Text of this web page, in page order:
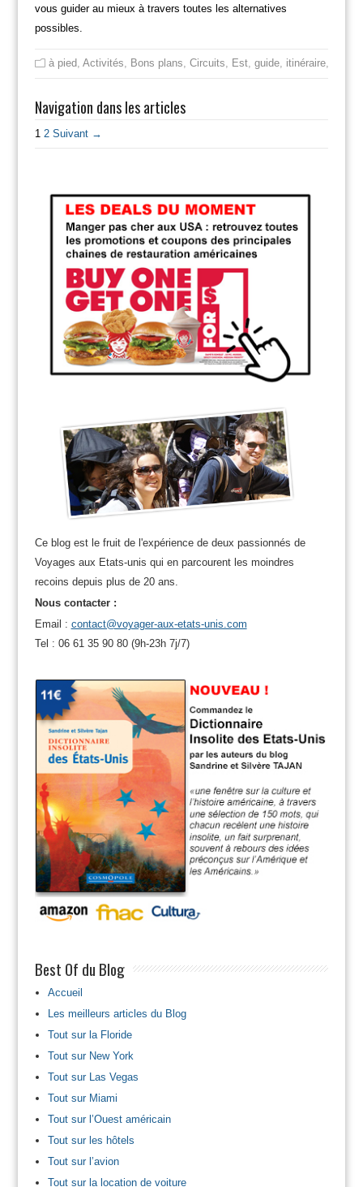
vous guider au mieux à travers toutes les alternatives
possibles.
à pied Activités Bons plans Circuits Est, guide, itinéraire,
Navigation dans les articles
1 2 Suivant →
Ce blog est le fruit de l'expérience de deux passionnés de
Voyages aux Etats-unis qui en parcourent les moindres
recoins depuis plus de 20 ans.
Nous contacter :
Email : contact@voyager-aux-etats-unis.com
Tel : 06 61 35 90 80 (9h-23h 7j/7)
Best Of du Blog
Accueil
Les meilleurs articles du Blog
Tout sur la Floride
Tout sur New York
Tout sur Las Vegas
Tout sur Miami
Tout sur l’Ouest américain
Tout sur les hôtels
Tout sur l’avion
Tout sur la location de voiture